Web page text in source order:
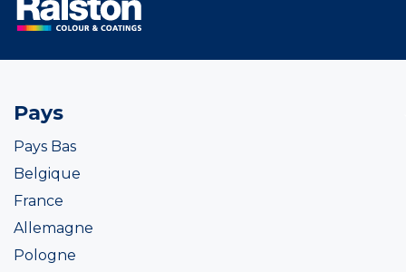
Pays
Pays Bas
Belgique
France
Allemagne
Pologne